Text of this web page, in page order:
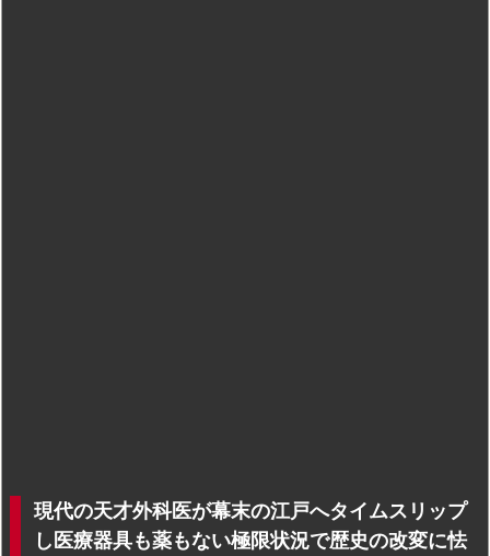
現代の天才外科医が幕末の江戸へタイムスリップ
し医療器具も薬もない極限状況で歴史の改変に怯